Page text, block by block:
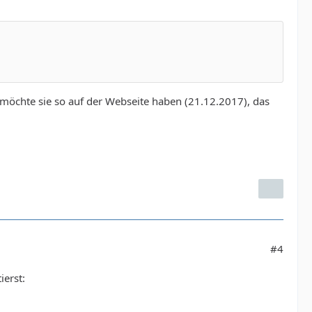
sie so auf der Webseite haben (21.12.2017), das
#4